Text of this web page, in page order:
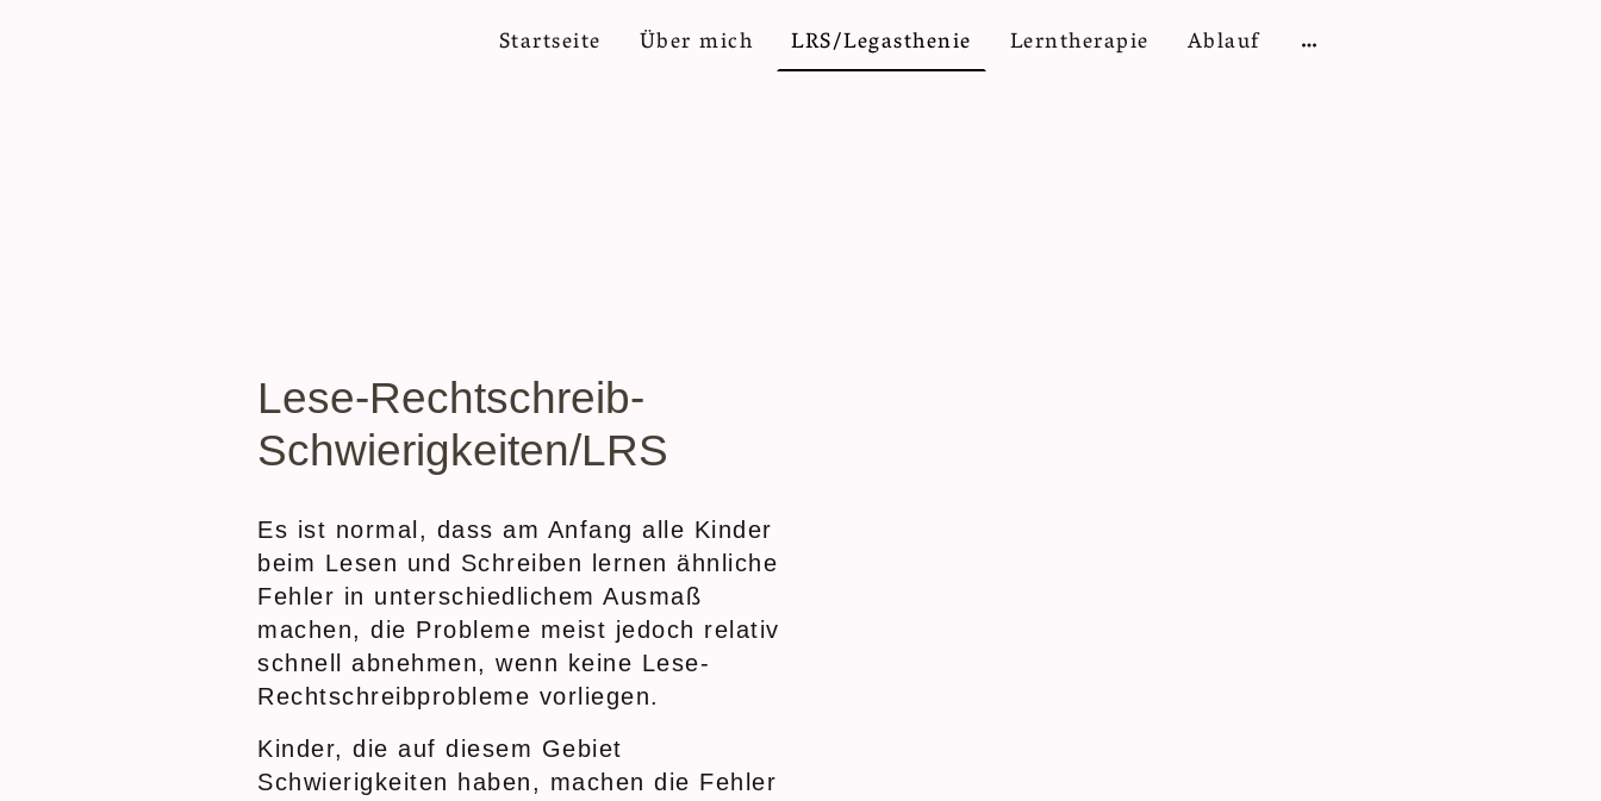
Startseite Über mich LRS/Legasthenie Lerntherapie Ablauf
Lese-Rechtschreib-
Schwierigkeiten/LRS
Es ist normal, dass am Anfang alle Kinder
beim Lesen und Schreiben lernen ähnliche
Fehler in unterschiedlichem Ausmaß
machen, die Probleme meist jedoch relativ
schnell abnehmen, wenn keine Lese-
Rechtschreibprobleme vorliegen.
Kinder, die auf diesem Gebiet
Schwierigkeiten haben, machen die Fehler